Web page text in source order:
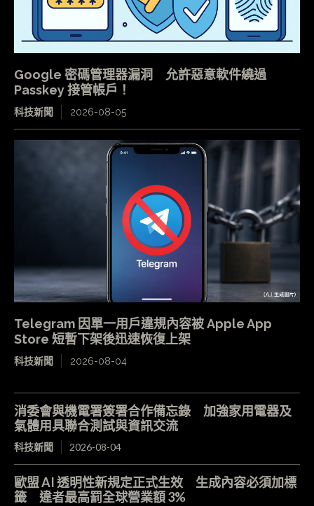
Google 密碼管理器漏洞 允許惡意軟件繞過
Passkey 接管帳戶！
科技新聞 2026-08-05
Telegram 因單一用戶違規內容被 Apple App
Store 短暫下架後迅速恢復上架
科技新聞 2026-08-04
消委會與機電署簽署合作備忘錄 加強家用電器及
氣體用具聯合測試與資訊交流
科技新聞 2026-08-04
歐盟 AI 透明性新規定正式生效 生成內容必須加標
籤 違者最高罰全球營業額 3%